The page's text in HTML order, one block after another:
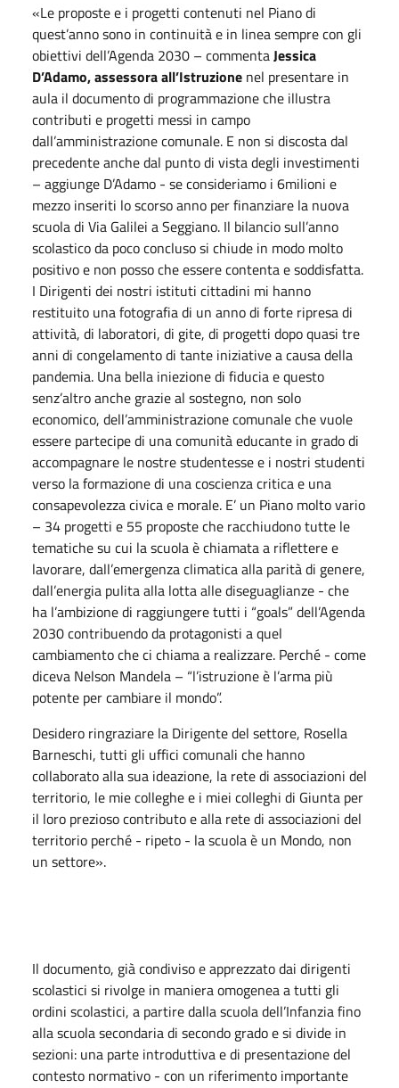
«Le proposte e i progetti contenuti nel Piano di
quest’anno sono in continuità e in linea sempre con gli
obiettivi dell’Agenda 2030 – commentaJessica
D’Adamo, assessora all’Istruzione nel presentare in
aula il documento di programmazione che illustra
contributi e progetti messi in campo
dall’amministrazione comunale. E non si discosta dal
precedente anche dal punto di vista degli investimenti
– aggiunge D’Adamo - se consideriamo i 6milioni e
mezzo inseriti lo scorso anno per finanziare la nuova
scuola di Via Galilei a Seggiano. Il bilancio sull’anno
scolastico da poco concluso si chiude in modo molto
positivo e non posso che essere contenta e soddisfatta.
I Dirigenti dei nostri istituti cittadini mi hanno
restituito una fotografia di un anno di forte ripresa di
attività, di laboratori, di gite, di progetti dopo quasi tre
anni di congelamento di tante iniziative a causa della
pandemia. Una bella iniezione di fiducia e questo
senz’altro anche grazie al sostegno, non solo
economico, dell’amministrazione comunale che vuole
essere partecipe di una comunità educante in grado di
accompagnare le nostre studentesse e i nostri studenti
verso la formazione di una coscienza critica e una
consapevolezza civica e morale. E’ un Piano molto vario
– 34 progetti e 55 proposte che racchiudono tutte le
tematiche su cui la scuola è chiamata a riflettere e
lavorare, dall’emergenza climatica alla parità di genere,
dall’energia pulita alla lotta alle diseguaglianze - che
ha l’ambizione di raggiungere tutti i “goals” dell’Agenda
2030 contribuendo da protagonisti a quel
cambiamento che ci chiama a realizzare. Perché - come
diceva Nelson Mandela – “l’istruzione è l’arma più
potente per cambiare il mondo”.
Desidero ringraziare la Dirigente del settore, Rosella
Barneschi, tutti gli uffici comunali che hanno
collaborato alla sua ideazione, la rete di associazioni del
territorio, le mie colleghe e i miei colleghi di Giunta per
il loro prezioso contributo e alla rete di associazioni del
territorio perché - ripeto - la scuola è un Mondo, non
un settore».
Il documento, già condiviso e apprezzato dai dirigenti
scolastici si rivolge in maniera omogenea a tutti gli
ordini scolastici, a partire dalla scuola dell’Infanzia fino
alla scuola secondaria di secondo grado e si divide in
sezioni: una parte introduttiva e di presentazione del
contesto normativo - con un riferimento importante